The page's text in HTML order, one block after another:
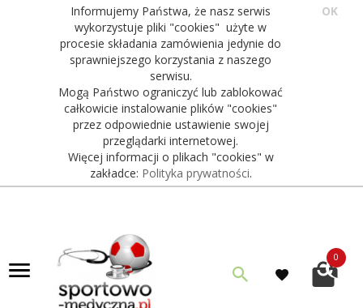
Informujemy Państwa, że nasz serwis
wykorzystuje pliki "cookies" użyte w
procesie składania zamówienia jedynie do
sprawniejszego korzystania z naszego
serwisu.
Mogą Państwo ograniczyć lub zablokować
całkowicie instalowanie plików "cookies"
przez odpowiednie ustawienie swojej
przeglądarki internetowej.
Więcej informacji o plikach "cookies" w
zakładce: Polityka prywatności.
OK
0